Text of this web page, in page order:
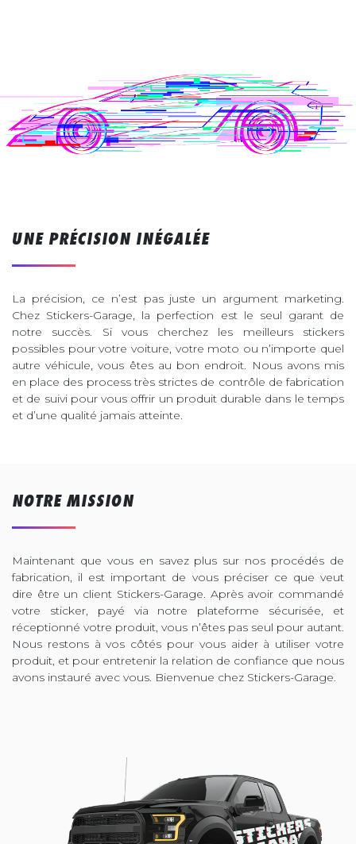
UNE PRÉCISION INÉGALÉE
La précision, ce n’est pas juste un argument marketing.
Chez Stickers-Garage, la perfection est le seul garant de
notre succès. Si vous cherchez les meilleurs stickers
possibles pour votre voiture, votre moto ou n’importe quel
autre véhicule, vous êtes au bon endroit. Nous avons mis
en place des process très strictes de contrôle de fabrication
et de suivi pour vous offrir un produit durable dans le temps
et d’une qualité jamais atteinte.
NOTRE MISSION
Maintenant que vous en savez plus sur nos procédés de
fabrication, il est important de vous préciser ce que veut
dire être un client Stickers-Garage. Après avoir commandé
votre sticker, payé via notre plateforme sécurisée, et
réceptionné votre produit, vous n’êtes pas seul pour autant.
Nous restons à vos côtés pour vous aider à utiliser votre
produit, et pour entretenir la relation de confiance que nous
avons instauré avec vous. Bienvenue chez Stickers-Garage.